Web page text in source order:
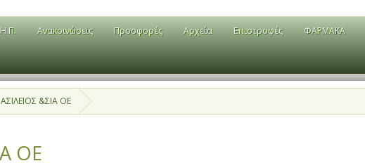
Ανακοινώσεις Προσφορές Αρχεία Επιστροφές ΦΑΡΜΑΚΑ
&ΣΙΑ ΟΕ
ΟΕ